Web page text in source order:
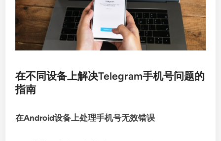
在不同设备上解决Telegram手机号问题的
指南
在Android设备上处理手机号无效错误